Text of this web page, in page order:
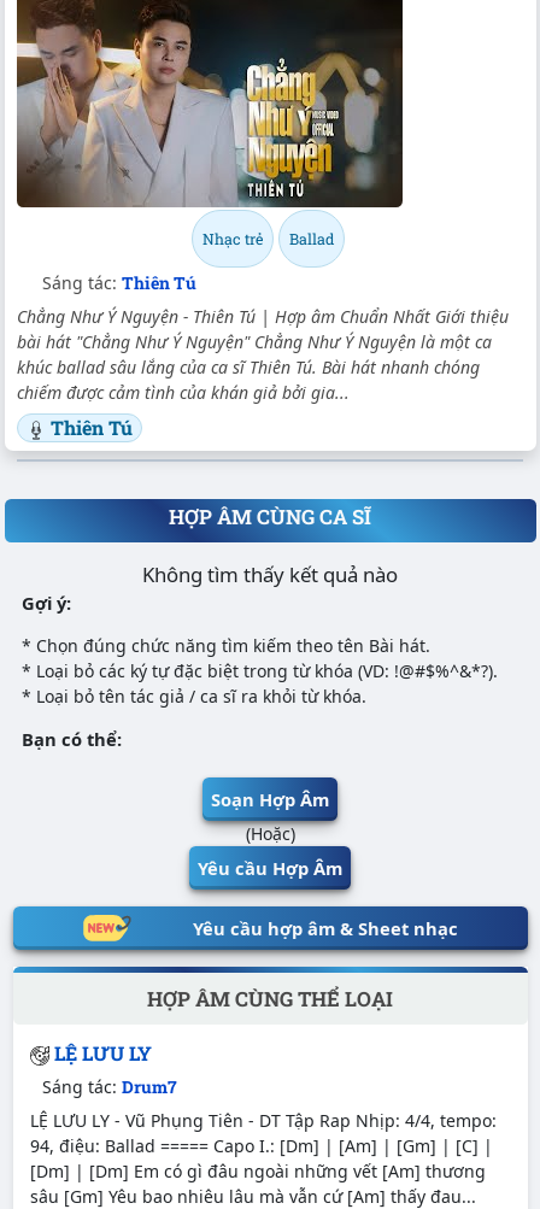
Nhạc trẻ Ballad
Sáng tác: Thiên Tú
Chẳng Như Ý Nguyện - Thiên Tú | Hợp âm Chuẩn Nhất Giới thiệu
bài hát "Chẳng Như Ý Nguyện" Chẳng Như Ý Nguyện là một ca
khúc ballad sâu lắng của ca sĩ Thiên Tú. Bài hát nhanh chóng
chiếm được cảm tình của khán giả bởi gia...
Thiên Tú
HỢP ÂM CÙNG CA SĨ
Không tìm thấy kết quả nào
Gợi ý:
* Chọn đúng chức năng tìm kiếm theo tên Bài hát.
* Loại bỏ các ký tự đặc biệt trong từ khóa (VD: !@#$%^&*?).
* Loại bỏ tên tác giả / ca sĩ ra khỏi từ khóa.
Bạn có thể:
Soạn Hợp Âm
(Hoặc)
Yêu cầu Hợp Âm
Yêu cầu hợp âm & Sheet nhạc
HỢP ÂM CÙNG THỂ LOẠI
LỆ LƯU LY
Sáng tác: Drum7
LỆ LƯU LY - Vũ Phụng Tiên - DT Tập Rap Nhịp: 4/4, tempo:
94, điệu: Ballad ===== Capo I.: [Dm] | [Am] | [Gm] | [C] |
[Dm] | [Dm] Em có gì đâu ngoài những vết [Am] thương
sâu [Gm] Yêu bao nhiêu lâu mà vẫn cứ [Am] thấy đau...